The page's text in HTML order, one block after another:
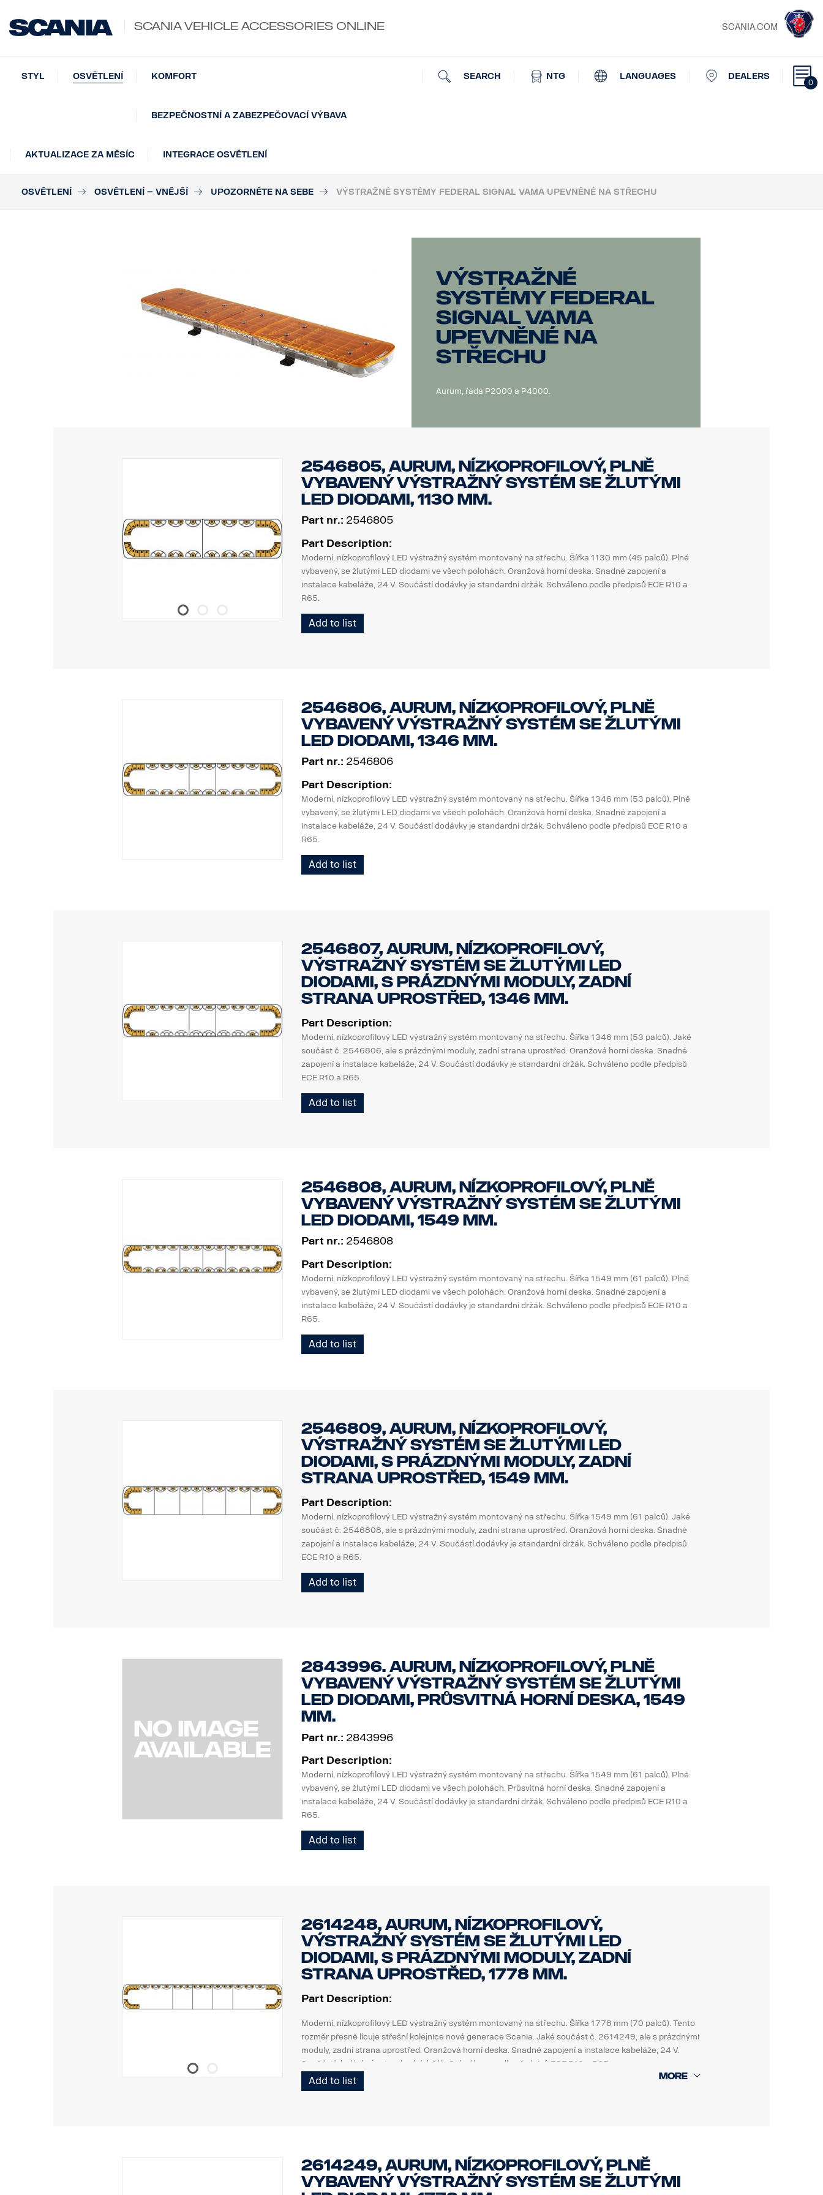
SCANIA VEHICLE ACCESSORIES ONLINE SCANIA.COM
0
SEARCH NTG LANGUAGES DEALERS
STYL OSVĚTLENÍ KOMFORT
BEZPEČNOSTNÍ A ZABEZPEČOVACÍ VÝBAVA
AKTUALIZACE ZA MĚSÍC INTEGRACE OSVĚTLENÍ
OSVĚTLENÍ OSVĚTLENÍ – VNĚJŠÍ UPOZORNĚTE NA SEBE VÝSTRAŽNÉ SYSTÉMY FEDERAL SIGNAL VAMA UPEVNĚNÉ NA STŘECHU
Výstražné
systémy Federal
Signal VAMA
upevněné na
střechu
Aurum, řada P2000 a P4000.
2546805, Aurum, nízkoprofilový, plně
vybavený výstražný systém se žlutými
LED diodami, 1130 mm.
Part nr.: 2546805
Part Description:
Moderní, nízkoprofilový LED výstražný systém montovaný na střechu. Šířka 1130 mm (45 palců). Plně
vybavený, se žlutými LED diodami ve všech polohách. Oranžová horní deska. Snadné zapojení a
instalace kabeláže, 24 V. Součástí dodávky je standardní držák. Schváleno podle předpisů ECE R10 a
R65.
Add to list
2546806, Aurum, nízkoprofilový, plně
vybavený výstražný systém se žlutými
LED diodami, 1346 mm.
Part nr.: 2546806
Part Description:
Moderní, nízkoprofilový LED výstražný systém montovaný na střechu. Šířka 1346 mm (53 palců). Plně
vybavený, se žlutými LED diodami ve všech polohách. Oranžová horní deska. Snadné zapojení a
instalace kabeláže, 24 V. Součástí dodávky je standardní držák. Schváleno podle předpisů ECE R10 a
R65.
Add to list
2546807, Aurum, nízkoprofilový,
výstražný systém se žlutými LED
diodami, s prázdnými moduly, zadní
strana uprostřed, 1346 mm.
Part Description:
Moderní, nízkoprofilový LED výstražný systém montovaný na střechu. Šířka 1346 mm (53 palců). Jaké
součást č. 2546806, ale s prázdnými moduly, zadní strana uprostřed. Oranžová horní deska. Snadné
zapojení a instalace kabeláže, 24 V. Součástí dodávky je standardní držák. Schváleno podle předpisů
ECE R10 a R65.
Add to list
2546808, Aurum, nízkoprofilový, plně
vybavený výstražný systém se žlutými
LED diodami, 1549 mm.
Part nr.: 2546808
Part Description:
Moderní, nízkoprofilový LED výstražný systém montovaný na střechu. Šířka 1549 mm (61 palců). Plně
vybavený, se žlutými LED diodami ve všech polohách. Oranžová horní deska. Snadné zapojení a
instalace kabeláže, 24 V. Součástí dodávky je standardní držák. Schváleno podle předpisů ECE R10 a
R65.
Add to list
2546809, Aurum, nízkoprofilový,
výstražný systém se žlutými LED
diodami, s prázdnými moduly, zadní
strana uprostřed, 1549 mm.
Part Description:
Moderní, nízkoprofilový LED výstražný systém montovaný na střechu. Šířka 1549 mm (61 palců). Jaké
součást č. 2546808, ale s prázdnými moduly, zadní strana uprostřed. Oranžová horní deska. Snadné
zapojení a instalace kabeláže, 24 V. Součástí dodávky je standardní držák. Schváleno podle předpisů
ECE R10 a R65.
Add to list
2843996. Aurum, nízkoprofilový, plně
vybavený výstražný systém se žlutými
LED diodami, průsvitná horní deska, 1549
mm.
Part nr.: 2843996
Part Description:
Moderní, nízkoprofilový LED výstražný systém montovaný na střechu. Šířka 1549 mm (61 palců). Plně
vybavený, se žlutými LED diodami ve všech polohách. Průsvitná horní deska. Snadné zapojení a
instalace kabeláže, 24 V. Součástí dodávky je standardní držák. Schváleno podle předpisů ECE R10 a
R65.
Add to list
2614248, Aurum, nízkoprofilový,
výstražný systém se žlutými LED
diodami, s prázdnými moduly, zadní
strana uprostřed, 1778 mm.
Part Description:
Moderní, nízkoprofilový LED výstražný systém montovaný na střechu. Šířka 1778 mm (70 palců). Tento
rozměr přesně lícuje střešní kolejnice nové generace Scania. Jaké součást č. 2614249, ale s prázdnými
moduly, zadní strana uprostřed. Oranžová horní deska. Snadné zapojení a instalace kabeláže, 24 V.
Součástí dodávky je standardní držák. Schváleno podle předpisů ECE R10 a R65.
Add to list
2614249, Aurum, nízkoprofilový, plně
vybavený výstražný systém se žlutými